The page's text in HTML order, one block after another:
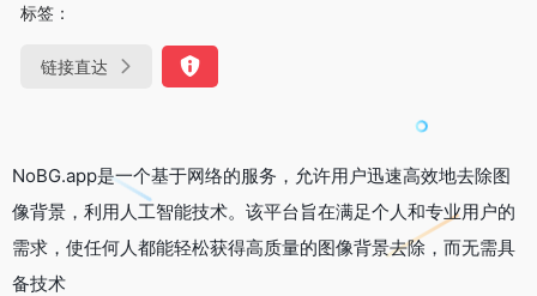
标签：
链接直达
NoBG.app是一个基于网络的服务，允许用户迅速高效地去除图
像背景，利用人工智能技术。该平台旨在满足个人和专业用户的
需求，使任何人都能轻松获得高质量的图像背景去除，而无需具
备技术